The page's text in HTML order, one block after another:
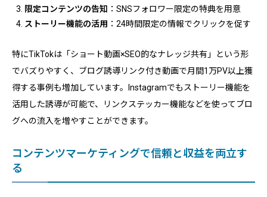
限定コンテンツの告知 ：SNSフォロワー限定の特典を用意
ストーリー機能の活用 ：24時間限定の情報でクリックを促す
特にTikTokは「ショート動画×SEO的なナレッジ共有」という形
でバズりやすく、ブログ誘導リンク付き動画で月間1万PV以上獲
得する事例も増加しています。Instagramでもストーリー機能を
活用した誘導が可能で、リンクステッカー機能などを使ってブロ
グへの流入を増やすことができます。
コンテンツマーケティングで信頼と収益を両立す
る